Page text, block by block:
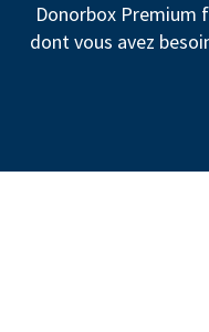
Donorbox Premium
dont vous avez